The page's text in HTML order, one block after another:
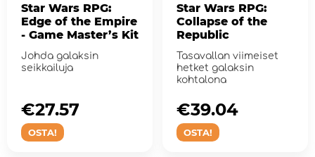
Star Wars RPG:
Edge of the Empire
- Game Master’s Kit
Johda galaksin
seikkailuja
OSTA!
€27.57
Star Wars RPG:
Collapse of the
Republic
Tasavallan viimeiset
hetket galaksin
kohtalona
OSTA!
€39.04